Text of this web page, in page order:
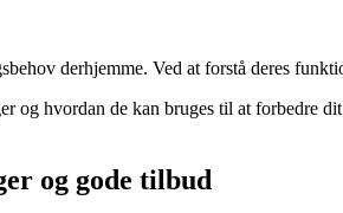
derhjemme. Ved at forstå deres
og hvordan de kan bruges til at
og gode tilbud